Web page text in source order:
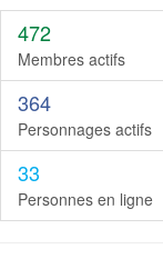
472
Membres actifs
364
Personnages actifs
33
Personnes en ligne